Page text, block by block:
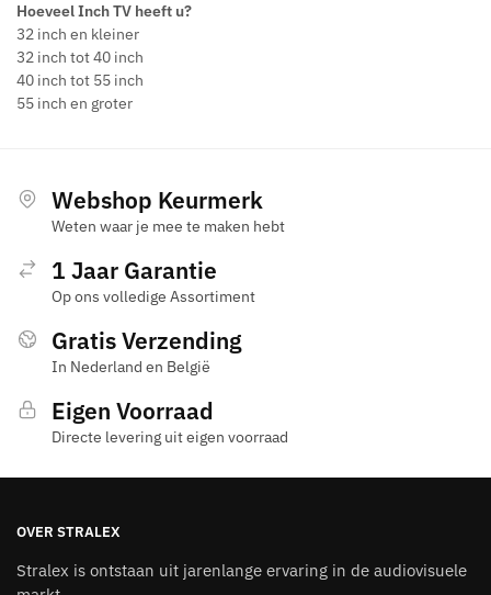
Hoeveel Inch TV heeft u?
32 inch en kleiner
32 inch tot 40 inch
40 inch tot 55 inch
55 inch en groter
Webshop Keurmerk
Weten waar je mee te maken hebt
1 Jaar Garantie
Op ons volledige Assortiment
Gratis Verzending
In Nederland en België
Eigen Voorraad
Directe levering uit eigen voorraad
OVER STRALEX
Stralex is ontstaan uit jarenlange ervaring in de audiovisuele